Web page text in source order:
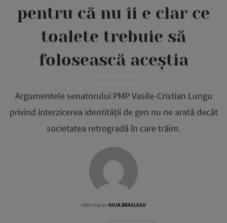
pentru că nu îi e clar ce
toalete trebuie să
folosească aceștia
Argumentele senatorului PMP Vasile-Cristian Lungu
privind interzicerea identității de gen nu ne arată decât
societatea retrogradă în care trăim.
Editorial deIULIA BRASLASU